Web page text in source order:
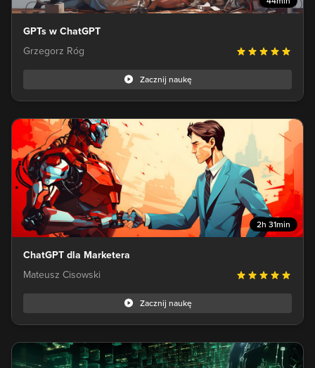
GPTs w ChatGPT
Grzegorz Róg
Zacznij naukę
2h 31min
ChatGPT dla Marketera
Mateusz Cisowski
Zacznij naukę